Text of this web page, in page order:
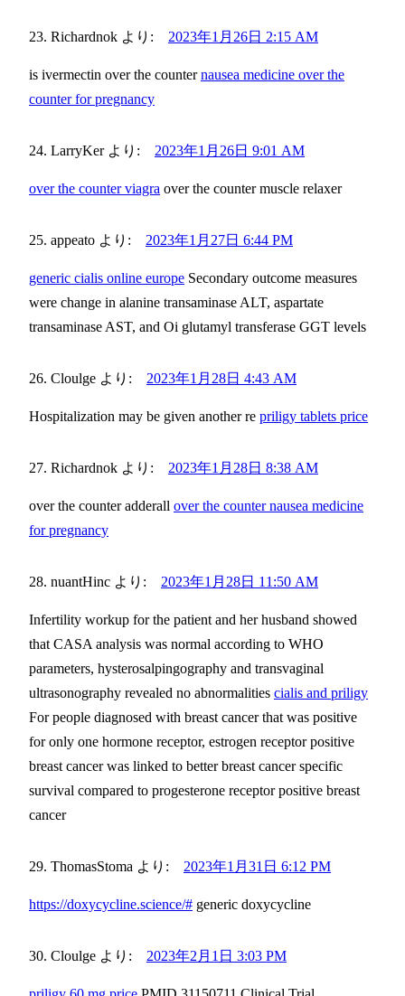
Richardnok より: 2023年1月26日 2:15 AM
is ivermectin over the counternausea medicine over the
counter for pregnancy
LarryKer より: 2023年1月26日 9:01 AM
over the counter viagra over the counter muscle relaxer
appeato より: 2023年1月27日 6:44 PM
generic cialis online europe Secondary outcome measures
were change in alanine transaminase ALT, aspartate
transaminase AST, and Оі glutamyl transferase GGT levels
Cloulge より: 2023年1月28日 4:43 AM
Hospitalization may be given another re priligy tablets price
Richardnok より: 2023年1月28日 8:38 AM
over the counter adderall over the counter nausea medicine
for pregnancy
nuantHinc より: 2023年1月28日 11:50 AM
Infertility workup for the patient and her husband showed
that CASA analysis was normal according to WHO
parameters, hysterosalpingography and transvaginal
ultrasonography revealed no abnormalities cialis and priligy
For people diagnosed with breast cancer that was positive
for only one hormone receptor, estrogen receptor positive
breast cancer was linked to better breast cancer specific
survival compared to progesterone receptor positive breast
cancer
ThomasStoma より: 2023年1月31日 6:12 PM
https://doxycycline.science/# generic doxycycline
Cloulge より: 2023年2月1日 3:03 PM